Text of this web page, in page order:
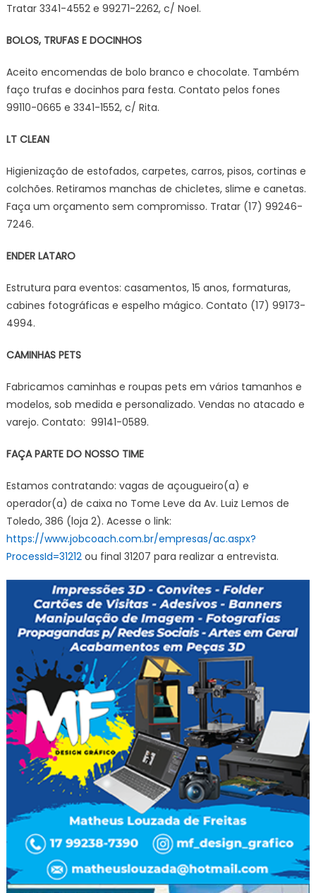
Tratar 3341-4552 e 99271-2262, c/ Noel.
BOLOS, TRUFAS E DOCINHOS
Aceito encomendas de bolo branco e chocolate. Também
faço trufas e docinhos para festa. Contato pelos fones
99110-0665 e 3341-1552, c/ Rita.
LT CLEAN
Higienização de estofados, carpetes, carros, pisos, cortinas e
colchões. Retiramos manchas de chicletes, slime e canetas.
Faça um orçamento sem compromisso. Tratar (17) 99246-
7246.
ENDER LATARO
Estrutura para eventos: casamentos, 15 anos, formaturas,
cabines fotográficas e espelho mágico. Contato (17) 99173-
4994.
CAMINHAS PETS
Fabricamos caminhas e roupas pets em vários tamanhos e
modelos, sob medida e personalizado. Vendas no atacado e
varejo. Contato: 99141-0589.
FAÇA PARTE DO NOSSO TIME
Estamos contratando: vagas de açougueiro(a) e
operador(a) de caixa no Tome Leve da Av. Luiz Lemos de
Toledo, 386 (loja 2). Acesse o link:
https://www.jobcoach.com.br/empresas/ac.aspx?
ProcessId=31212ou final 31207 para realizar a entrevista.